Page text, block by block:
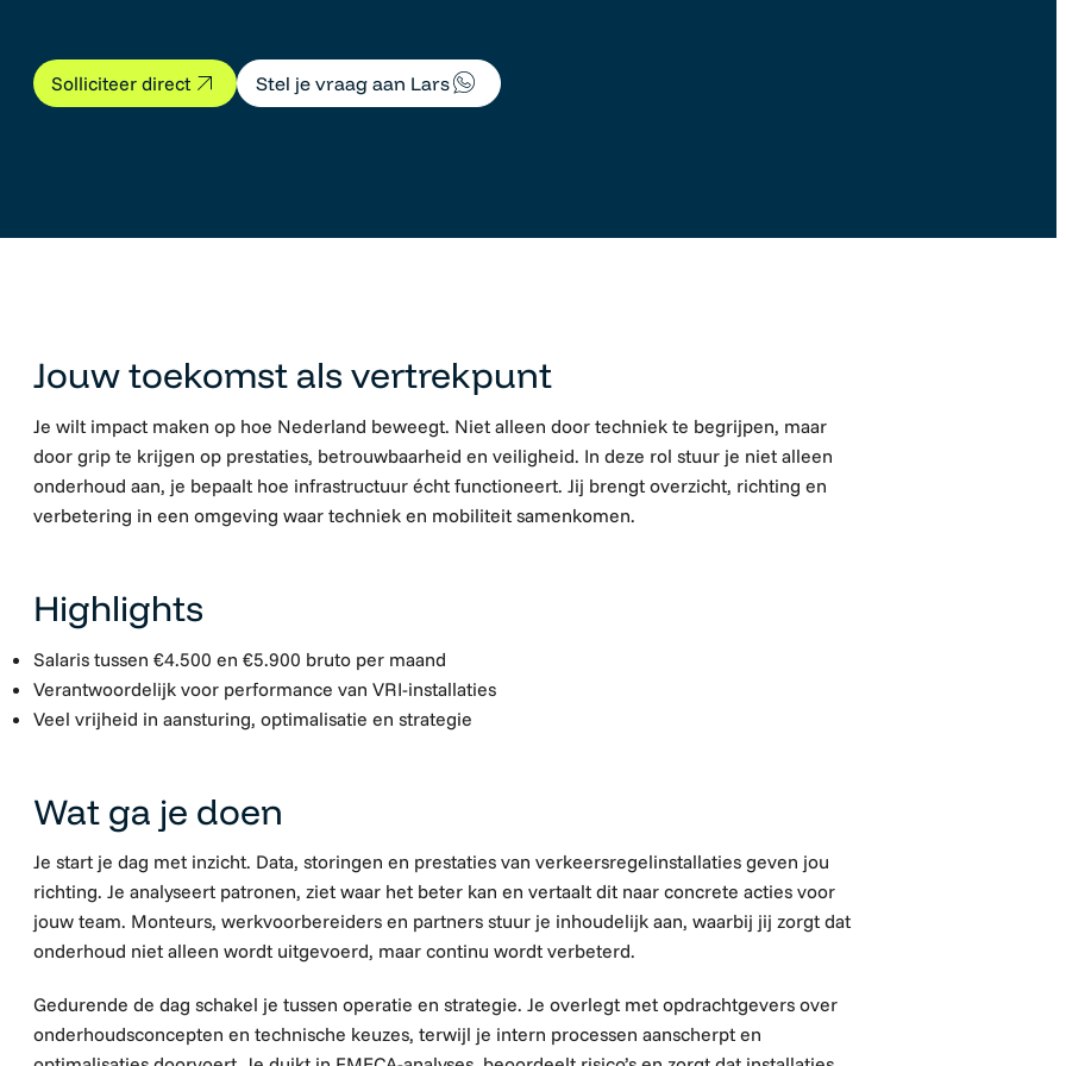
Solliciteer direct Stel je vraag aan Lars
Jouw toekomst als vertrekpunt
Je wilt impact maken op hoe Nederland beweegt. Niet alleen door techniek te begrijpen, maar
door grip te krijgen op prestaties, betrouwbaarheid en veiligheid. In deze rol stuur je niet alleen
onderhoud aan, je bepaalt hoe infrastructuur écht functioneert. Jij brengt overzicht, richting en
verbetering in een omgeving waar techniek en mobiliteit samenkomen.
Highlights
Salaris tussen €4.500 en €5.900 bruto per maand
Verantwoordelijk voor performance van VRI-installaties
Veel vrijheid in aansturing, optimalisatie en strategie
Wat ga je doen
Je start je dag met inzicht. Data, storingen en prestaties van verkeersregelinstallaties geven jou
richting. Je analyseert patronen, ziet waar het beter kan en vertaalt dit naar concrete acties voor
jouw team. Monteurs, werkvoorbereiders en partners stuur je inhoudelijk aan, waarbij jij zorgt dat
onderhoud niet alleen wordt uitgevoerd, maar continu wordt verbeterd.
Gedurende de dag schakel je tussen operatie en strategie. Je overlegt met opdrachtgevers over
onderhoudsconcepten en technische keuzes, terwijl je intern processen aanscherpt en